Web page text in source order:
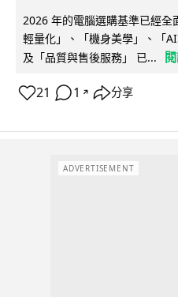
2026 年的電腦選購基準已經全
輕量化」、「機身美學」、「
及「品質與售後服務」 已...
21 1 ↗ 分享
ADVERTISEMENT